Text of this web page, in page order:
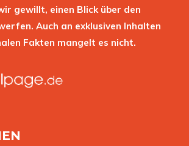
gewillt, einen Blick über den
Auch an exklusiven Inhalten
Fakten mangelt es nicht.